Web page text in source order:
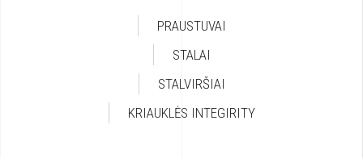
PRAUSTUVAI
STALAI
STALVIRŠIAI
KRIAUKLĖS INTEGIRITY